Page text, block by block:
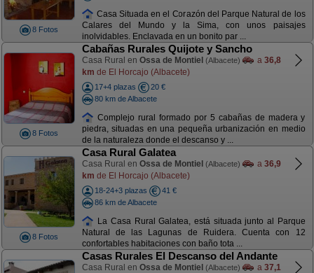
8 Fotos
Casa Situada en el Corazón del Parque Natural de los
Calares del Mundo y la Sima, con unos paisajes
inolvidables. Enclavada en un bonito par ...
8 Fotos
Cabañas Rurales Quijote y Sancho
Casa Rural en Ossa de Montiel (Albacete) a 36,8
km de El Horcajo (Albacete)
17+4 plazas
20 €
80 km de Albacete
Complejo rural formado por 5 cabañas de madera y
piedra, situadas en una pequeña urbanización en medio
de la naturaleza donde el descanso y ...
8 Fotos
Casa Rural Galatea
Casa Rural en Ossa de Montiel (Albacete) a 36,9
km de El Horcajo (Albacete)
18-24+3 plazas
41 €
86 km de Albacete
La Casa Rural Galatea, está situada junto al Parque
Natural de las Lagunas de Ruidera. Cuenta con 12
confortables habitaciones con baño tota ...
Casas Rurales El Descanso del Andante
Casa Rural en Ossa de Montiel (Albacete) a 37,1